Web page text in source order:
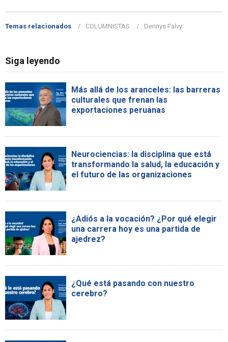
Temas relacionados COLUMNISTAS Dennys Falvy
Siga leyendo
Más allá de los aranceles: las barreras
culturales que frenan las
exportaciones peruanas
Neurociencias: la disciplina que está
transformando la salud, la educación y
el futuro de las organizaciones
¿Adiós a la vocación? ¿Por qué elegir
una carrera hoy es una partida de
ajedrez?
¿Qué está pasando con nuestro
cerebro?